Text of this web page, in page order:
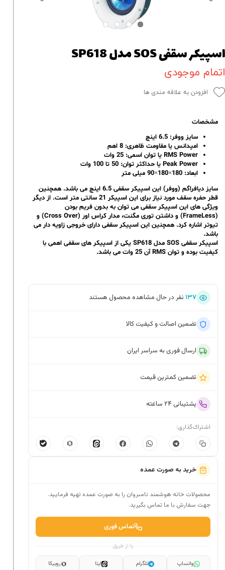
اسپیکر سقفی SOS مدل SP618
اتمام موجودی
افزودن به علاقه مندی ها
مشخصات
سایز ووفر: 6.5 اینچ
امپدانس یا مقاومت ظاهری: 8 اهم
RMS Power یا توان اسمی: 25 وات
Peak Power یا حداکثر توان: 50 تا 100 وات
ابعاد: 180×180×90 میلی متر
سایز دیافراگم (ووفر) این اسپیکر سقفی 6.5 اینچ می باشد. همچنین
قطر حفره سقف مورد نیاز برای این اسپیکر 21 سانتی متر است. از دیگر
ویژگی های این اسپیکر سقفی می توان به بدون فریم بودن
(FrameLess) و داشتن توری مگنت، مدار کراس اور (Cross Over) و
تیوتر اشاره کرد. همچنین این اسپیکر سقفی دارای خروجی زاویه دار می
باشد.
اسپیکر سقفی SOS مدل SP618 یکی از اسپیکر های سقفی اهمی با
کیفیت بوده و توان RMS آن 25 وات می باشد.
۱۳۷ نفر در حال مشاهده محصول هستند
تضمین اصالت و کیفیت کالا
ارسال فوری به سراسر ایران
تضمین کمترین قیمت
پشتیبانی ۲۴ ساعته
اشتراک‌گذاری:
خرید به صورت عمده
محصولات خانه هوشمند نامبروان را به صورت عمده تهیه فرمایید.
جهت سفارش با ما تماس بگیرید.
تماس فوری
یا از طریق
واتساپ تلگرام ایتا روبیکا